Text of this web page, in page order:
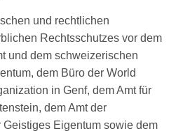
und rechtlichen
Rechtsschutzes vor dem
und dem schweizerischen
dem Büro der World
in Genf, dem Amt für
dem Amt der
Eigentum sowie dem